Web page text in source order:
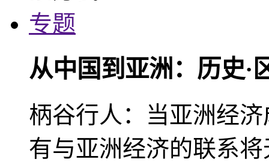
专题
从中国到亚洲：历史·
柄谷行人：当亚洲经
有与亚洲经济的联系